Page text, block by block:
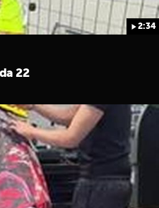
2:34
22